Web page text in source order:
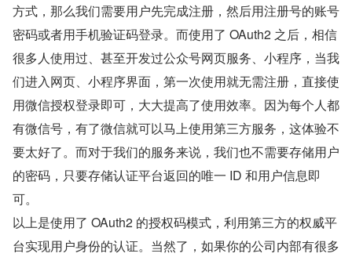
方式，那么我们需要用户先完成注册，然后用注册号的账号
密码或者用手机验证码登录。而使用了 OAuth2 之后，相信
很多人使用过、甚至开发过公众号网页服务、小程序，当我
们进入网页、小程序界面，第一次使用就无需注册，直接使
用微信授权登录即可，大大提高了使用效率。因为每个人都
有微信号，有了微信就可以马上使用第三方服务，这体验不
要太好了。而对于我们的服务来说，我们也不需要存储用户
的密码，只要存储认证平台返回的唯一 ID 和用户信息即
可。
以上是使用了 OAuth2 的授权码模式，利用第三方的权威平
台实现用户身份的认证。当然了，如果你的公司内部有很多